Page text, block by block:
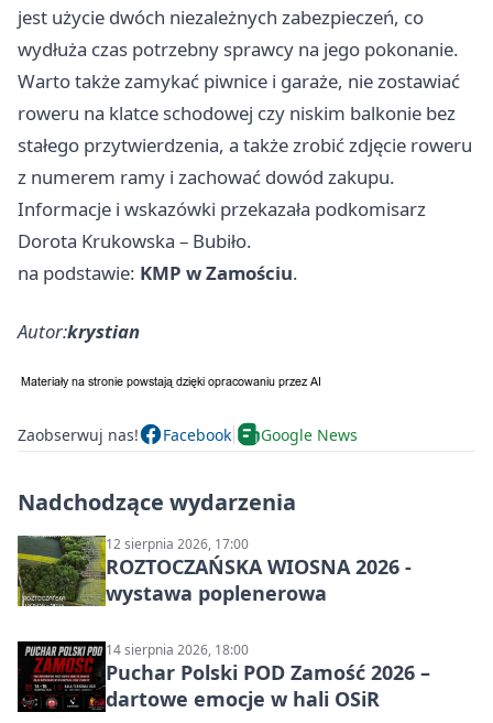
jest użycie dwóch niezależnych zabezpieczeń, co
wydłuża czas potrzebny sprawcy na jego pokonanie.
Warto także zamykać piwnice i garaże, nie zostawiać
roweru na klatce schodowej czy niskim balkonie bez
stałego przytwierdzenia, a także zrobić zdjęcie roweru
z numerem ramy i zachować dowód zakupu.
Informacje i wskazówki przekazała podkomisarz
Dorota Krukowska – Bubiło.
na podstawie: KMP w Zamościu.
Autor:krystian
Zaobserwuj nas! Facebook Google News
Nadchodzące wydarzenia
12 sierpnia 2026, 17:00
ROZTOCZAŃSKA WIOSNA 2026 -
wystawa poplenerowa
14 sierpnia 2026, 18:00
Puchar Polski POD Zamość 2026 –
dartowe emocje w hali OSiR